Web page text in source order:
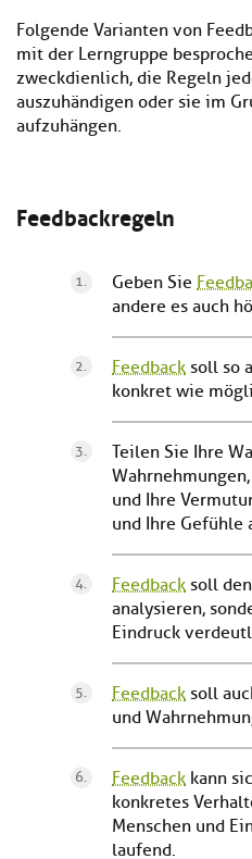
Folgende Varianten von
mit der Lerngruppe
zweckdienlich, die Regeln
auszuhändigen oder sie im
aufzuhängen.
Feedbackregeln
Geben Sie
andere es auch
Feedback soll so
konkret wie
Teilen Sie Ihre
Wahrnehmungen,
und Ihre
und Ihre Gefühle
Feedback soll
analysieren,
Eindruck
Feedback soll
und
Feedback kann
konkretes
Menschen und
laufend.